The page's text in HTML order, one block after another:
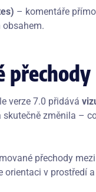
– komentáře
přechody
verze 7.0 přidává
změnila –
přechody
v prostředí